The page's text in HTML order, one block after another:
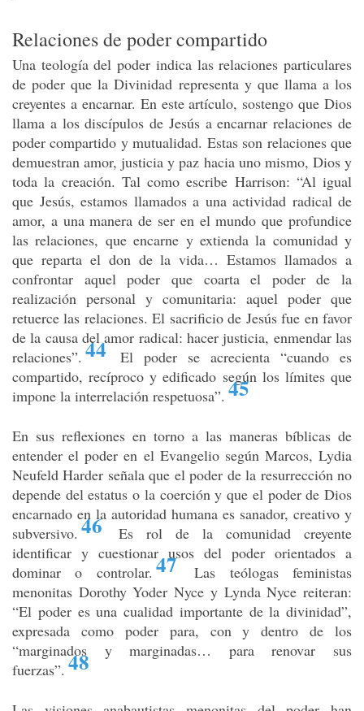
Relaciones de poder compartido
Una teología del poder indica las relaciones particulares
de poder que la Divinidad representa y que llama a los
creyentes a encarnar. En este artículo, sostengo que Dios
llama a los discípulos de Jesús a encarnar relaciones de
poder compartido y mutualidad. Estas son relaciones que
demuestran amor, justicia y paz hacia uno mismo, Dios y
toda la creación. Tal como escribe Harrison: “Al igual
que Jesús, estamos llamados a una actividad radical de
amor, a una manera de ser en el mundo que profundice
las relaciones, que encarne y extienda la comunidad y
que reparta el don de la vida… Estamos llamados a
confrontar aquel poder que coarta el poder de la
realización personal y comunitaria: aquel poder que
retuerce las relaciones. El sacrificio de Jesús fue en favor
de la causa del amor radical: hacer justicia, enmendar las
relaciones”. 44
El poder se acrecienta “cuando es
compartido, recíproco y edificado según los límites que
impone la interrelación respetuosa”. 45
En sus reflexiones en torno a las maneras bíblicas de
entender el poder en el Evangelio según Marcos, Lydia
Neufeld Harder señala que el poder de la resurrección no
depende del estatus o la coerción y que el poder de Dios
encarnado en la autoridad humana es sanador, creativo y
subversivo. 46
Es rol de la comunidad creyente
identificar y cuestionar usos del poder orientados a
dominar o controlar. 47
Las teólogas feministas
menonitas Dorothy Yoder Nyce y Lynda Nyce reiteran:
“El poder es una cualidad importante de la divinidad”,
expresada como poder para, con y dentro de los
“marginados y marginadas… para renovar sus
fuerzas”. 48